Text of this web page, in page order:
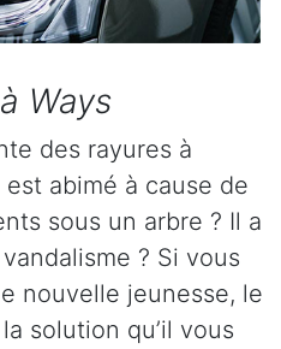
Ways
des rayures à
abimé à cause de
sous un arbre ? Il a
? Si vous
nouvelle jeunesse, le
solution qu’il vous